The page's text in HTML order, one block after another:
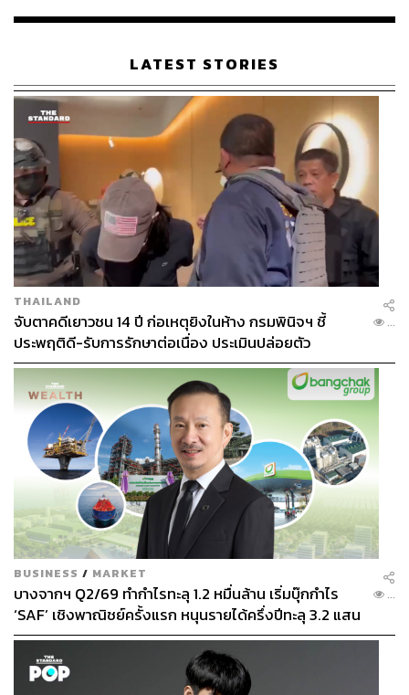
เรือนไทยที่ถูกซุกไว้
LATEST STORIES
THAILAND
จับตาคดีเยาวชน 14 ปี ก่อเหตุยิงในห้าง กรมพินิจฯ ชี้
ประพฤติดี-รับการรักษาต่อเนื่อง ประเมินปล่อยตัว
...
BUSINESS / MARKET
บางจากฯ Q2/69 ทำกำไรทะลุ 1.2 หมื่นล้าน เริ่มบุ๊กกำไร
‘SAF’ เชิงพาณิชย์ครั้งแรก หนุนรายได้ครึ่งปีทะลุ 3.2 แสน
ล้าน
...